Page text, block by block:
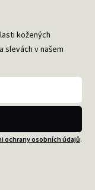
kožených
slevách v našem
ochrany osobních údajů.